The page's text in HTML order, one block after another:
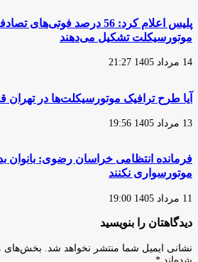
پلیس اعلام کرد: 56 درصد
موتورسیکلت تشکیل می‌دهند
14 مرداد 1405 21:27
آیا طرح ترافیک موتورسیکلت‌ها در
13 مرداد 1405 19:56
فرمانده انتظامی خراسان رضوی: بانوان
موتورسواری نکنند
11 مرداد 1405 19:00
دیدگاهتان را بنویسید
نشانی ایمیل شما منتشر نخواهد شد.
بخش‌های
شده‌اند *